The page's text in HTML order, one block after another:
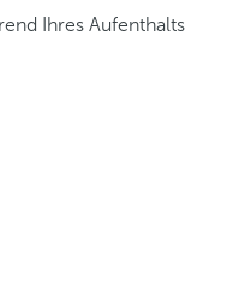
Ihres Aufenthalts